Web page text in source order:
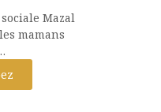
Mazal
mamans